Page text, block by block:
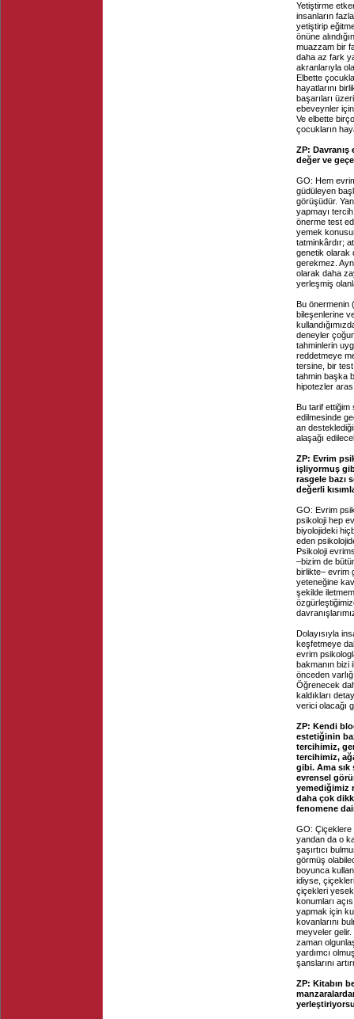
Yetiştirme
insanların
yetiştirip
önüne
muazzam bir
daha az fark
akranlarıyla
Elbette
hayatlarını
başarıları
ebeveynler
Ve elbette
çocukların
ZP:
değer ve
GO: Hem
güdüleyen
görüşüdür.
yapmayı
önerme test
yemek
tatminkârdır;
genetik olarak
gerekmez.
olarak daha
yerleşmiş
Bu önermenin
bileşenlerine
deneyler
tahminlerin
reddetmeye
tersine, bir
tahmin başka
hipotezler
Bu tarif ettiğim
edilmesinde
an
alaşağı
ZP: Evrim
işliyormuş
rasgele bazı
değerli
GO: Evrim
psikoloji hep
biyolojideki
eden
Psikoloji
–bizim de
birlikte– evrim
yeteneğine
şekilde
Dolayısıyla
keşfetmeye
evrim
bakmanın bizi
önceden
Öğrenecek
kaldıkları
verici olacağı
ZP: Kendi
estetiğinin
tercihimiz,
tercihimiz,
gibi. Ama sık
evrensel
yemediğimiz
daha çok
fenomene
GO: Çiçeklere
yandan da o
şaşırtıcı
görmüş
boyunca
idiyse,
çiçekleri
konumları
yapmak için
kovanlarını
meyveler gelir.
zaman
yardımcı
şanslarını
ZP: Kitabın